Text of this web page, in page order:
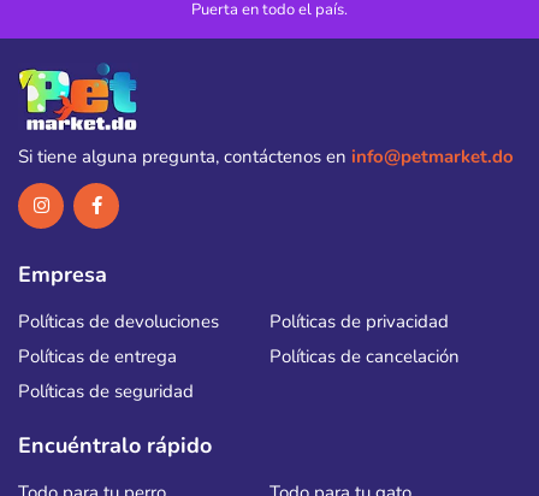
Puerta en todo el país.
Si tiene alguna pregunta, contáctenos en info@petmarket.do
Empresa
Políticas de devoluciones
Políticas de privacidad
Políticas de entrega
Políticas de cancelación
Políticas de seguridad
Encuéntralo rápido